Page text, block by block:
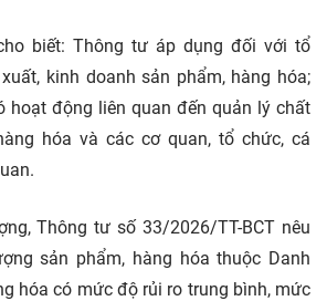
biết: Thông tư áp dụng đối với tổ
kinh doanh sản phẩm, hàng hóa;
hoạt động liên quan đến quản lý chất
hóa và các cơ quan, tổ chức, cá
Thông tư số 33/2026/TT-BCT nêu
sản phẩm, hàng hóa thuộc Danh
hóa có mức độ rủi ro trung bình, mức